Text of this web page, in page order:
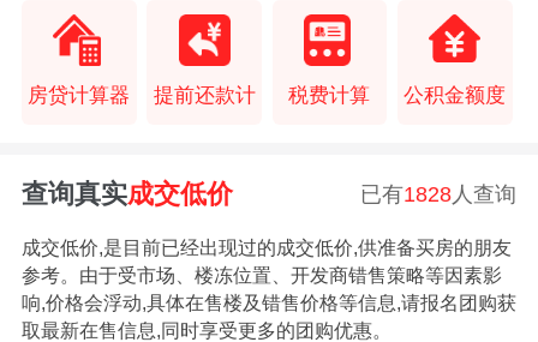
房贷计算器 提前还款计 税费计算 公积金额度
查询真实成交低价 已有1828人查询
成交低价,是目前已经出现过的成交低价,供准备买房的朋友
参考。由于受市场、楼冻位置、开发商错售策略等因素影
响,价格会浮动,具体在售楼及错售价格等信息,请报名团购获
取最新在售信息,同时享受更多的团购优惠。